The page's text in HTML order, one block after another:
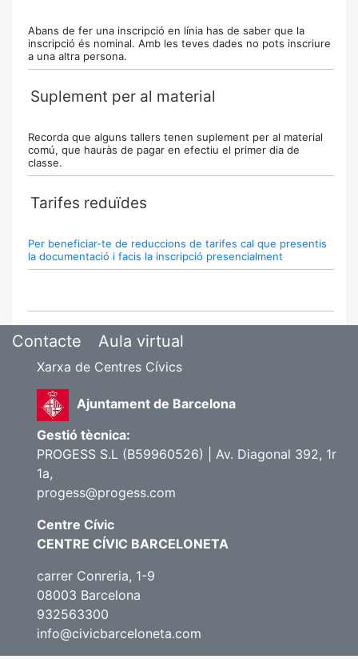
Abans de fer una inscripció en línia has de saber que la
inscripció és nominal. Amb les teves dades no pots inscriure
a una altra persona.
Suplement per al material
Recorda que alguns tallers tenen suplement per al material
comú, que hauràs de pagar en efectiu el primer dia de
classe.
Tarifes reduïdes
Per beneficiar-te de reduccions de tarifes cal que presentis
la documentació i facis la inscripció presencialment
Contacte Aula virtual
Xarxa de Centres Cívics
Ajuntament de Barcelona
Gestió tècnica:
PROGESS S.L (B59960526) | Av. Diagonal 392, 1r
1a,
progess@progess.com
Centre Cívic
CENTRE CÍVIC BARCELONETA
carrer Conreria, 1-9
08003 Barcelona
932563300
info@civicbarceloneta.com